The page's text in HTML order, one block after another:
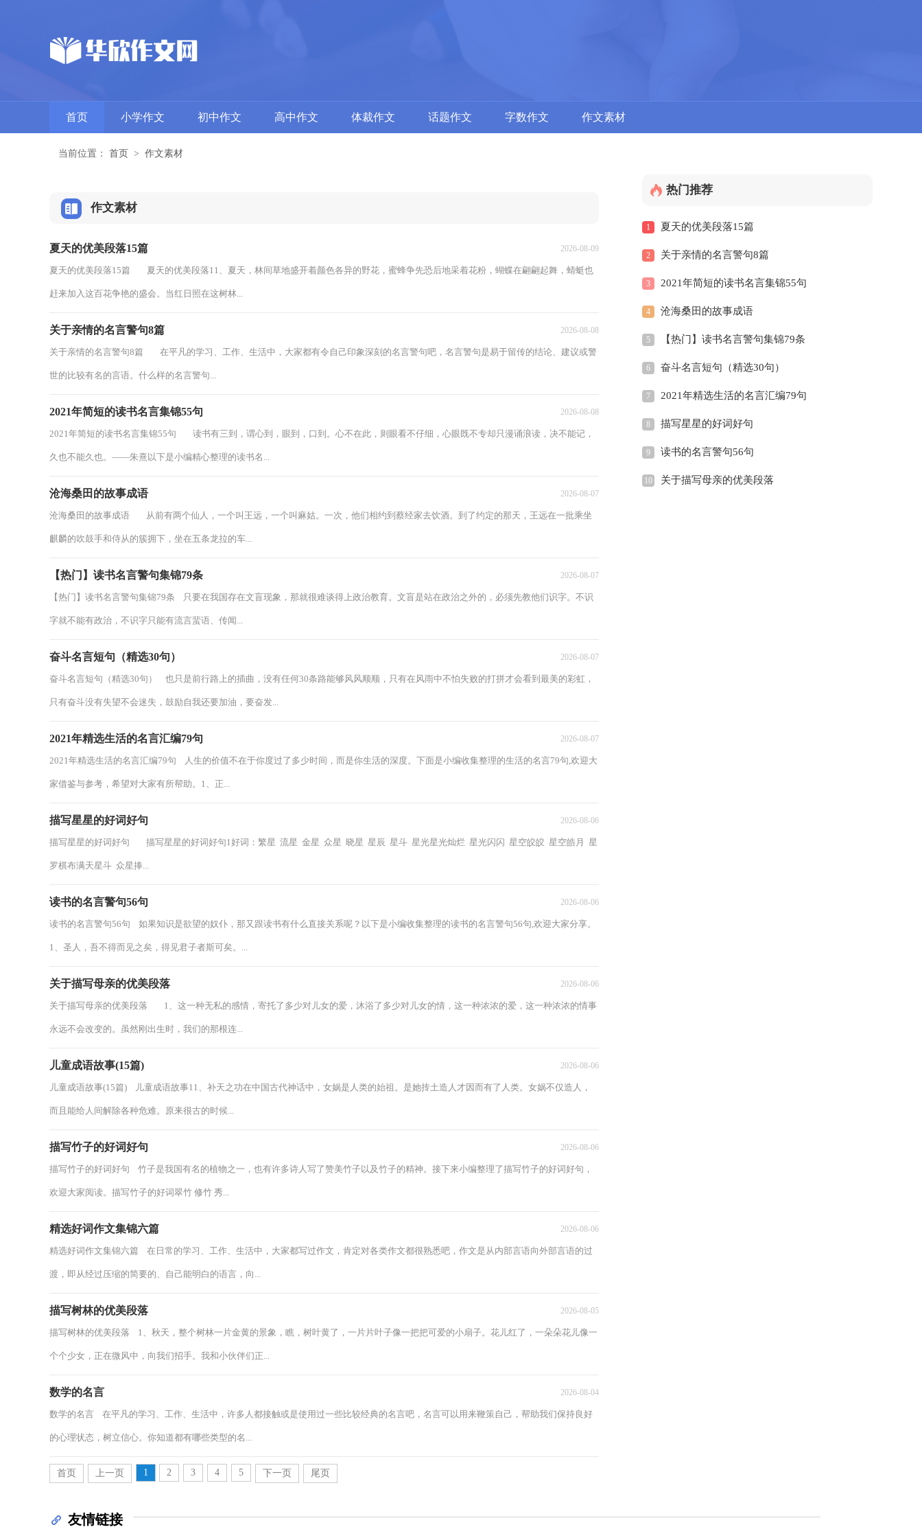
首页 小学作文 初中作文 高中作文 体裁作文 话题作文 字数作文 作文素材
当前位置： 首页 > 作文素材
作文素材
夏天的优美段落15篇 2026-08-09
夏天的优美段落15篇 夏天的优美段落11、夏天，林间草地盛开着颜色各异的野花，蜜蜂争先恐后地采着花粉，蝴蝶在翩翩起舞，蜻蜓也
赶来加入这百花争艳的盛会。当红日照在这树林...
关于亲情的名言警句8篇 2026-08-08
关于亲情的名言警句8篇 在平凡的学习、工作、生活中，大家都有令自己印象深刻的名言警句吧，名言警句是易于留传的结论、建议或警
世的比较有名的言语。什么样的名言警句...
2021年简短的读书名言集锦55句 2026-08-08
2021年简短的读书名言集锦55句 读书有三到，谓心到，眼到，口到。心不在此，则眼看不仔细，心眼既不专却只漫诵浪读，决不能记，
久也不能久也。——朱熹以下是小编精心整理的读书名...
沧海桑田的故事成语 2026-08-07
沧海桑田的故事成语 从前有两个仙人，一个叫王远，一个叫麻姑。一次，他们相约到蔡经家去饮酒。到了约定的那天，王远在一批乘坐
麒麟的吹鼓手和侍从的簇拥下，坐在五条龙拉的车...
【热门】读书名言警句集锦79条 2026-08-07
【热门】读书名言警句集锦79条 只要在我国存在文盲现象，那就很难谈得上政治教育。文盲是站在政治之外的，必须先教他们识字。不识
字就不能有政治，不识字只能有流言蜚语、传闻...
奋斗名言短句（精选30句） 2026-08-07
奋斗名言短句（精选30句） 也只是前行路上的插曲，没有任何30条路能够风风顺顺，只有在风雨中不怕失败的打拼才会看到最美的彩虹，
只有奋斗没有失望不会迷失，鼓励自我还要加油，要奋发...
2021年精选生活的名言汇编79句 2026-08-07
2021年精选生活的名言汇编79句 人生的价值不在于你度过了多少时间，而是你生活的深度。下面是小编收集整理的生活的名言79句,欢迎大
家借鉴与参考，希望对大家有所帮助。1、正...
描写星星的好词好句 2026-08-06
描写星星的好词好句 描写星星的好词好句1好词：繁星 流星 金星 众星 晓星 星辰 星斗 星光星光灿烂 星光闪闪 星空皎皎 星空皓月 星
罗棋布满天星斗 众星捧...
读书的名言警句56句 2026-08-06
读书的名言警句56句 如果知识是欲望的奴仆，那又跟读书有什么直接关系呢？以下是小编收集整理的读书的名言警句56句,欢迎大家分享。
1、圣人，吾不得而见之矣，得见君子者斯可矣。...
关于描写母亲的优美段落 2026-08-06
关于描写母亲的优美段落 1、这一种无私的感情，寄托了多少对儿女的爱，沐浴了多少对儿女的情，这一种浓浓的爱，这一种浓浓的情事
永远不会改变的。虽然刚出生时，我们的那根连...
儿童成语故事(15篇) 2026-08-06
儿童成语故事(15篇) 儿童成语故事11、补天之功在中国古代神话中，女娲是人类的始祖。是她抟土造人才因而有了人类。女娲不仅造人，
而且能给人间解除各种危难。原来很古的时候...
描写竹子的好词好句 2026-08-06
描写竹子的好词好句 竹子是我国有名的植物之一，也有许多诗人写了赞美竹子以及竹子的精神。接下来小编整理了描写竹子的好词好句，
欢迎大家阅读。描写竹子的好词翠竹 修竹 秀...
精选好词作文集锦六篇 2026-08-06
精选好词作文集锦六篇 在日常的学习、工作、生活中，大家都写过作文，肯定对各类作文都很熟悉吧，作文是从内部言语向外部言语的过
渡，即从经过压缩的简要的、自己能明白的语言，向...
描写树林的优美段落 2026-08-05
描写树林的优美段落 1、秋天，整个树林一片金黄的景象，瞧，树叶黄了，一片片叶子像一把把可爱的小扇子。花儿红了，一朵朵花儿像一
个个少女，正在微风中，向我们招手。我和小伙伴们正...
数学的名言 2026-08-04
数学的名言 在平凡的学习、工作、生活中，许多人都接触或是使用过一些比较经典的名言吧，名言可以用来鞭策自己，帮助我们保持良好
的心理状态，树立信心。你知道都有哪些类型的名...
首页 上一页 1 2 3 4 5 下一页 尾页
热门推荐
1 夏天的优美段落15篇
2 关于亲情的名言警句8篇
3 2021年简短的读书名言集锦55句
4 沧海桑田的故事成语
5 【热门】读书名言警句集锦79条
6 奋斗名言短句（精选30句）
7 2021年精选生活的名言汇编79句
8 描写星星的好词好句
9 读书的名言警句56句
10 关于描写母亲的优美段落
友情链接